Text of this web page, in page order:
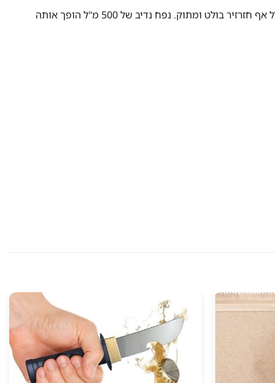
הוסיפו קורטוב של כיף וחמימות לכל משקה עם כוס הזכוכית המקסימה הזו! הכוס מעוצבת בצורה ייחודית עם פרצוף חמוד של חזיר, כולל אף חזרזיר בולט ומתוק. נפח נדיב של 500 מ"ל הופך אותה